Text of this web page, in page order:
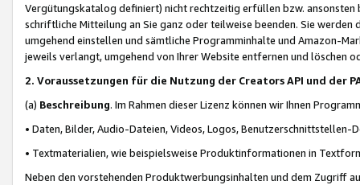
Vergütungskatalog definiert) nicht rechtzeitig erfüllen bzw. ansonsten
schriftliche Mitteilung an Sie ganz oder teilweise beenden. Sie werden
umgehend einstellen und sämtliche Programminhalte und Amazon-
jeweils verlangt, umgehend von Ihrer Website entfernen und löschen
2. Voraussetzungen für die Nutzung der Creators API und der
(a) Beschreibung. Im Rahmen dieser Lizenz können wir Ihnen
• Daten, Bilder, Audio-Dateien, Videos, Logos, Benutzerschnittstellen-
• Textmaterialien, wie beispielsweise Produktinformationen in
Neben den vorstehenden Produktwerbungsinhalten und dem Zugriff